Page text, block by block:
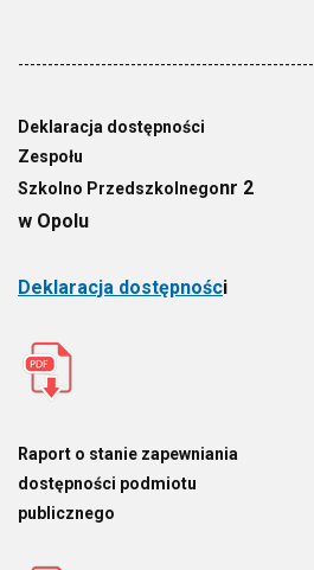
--------------------------------------------------
Deklaracja dostępności
Zespołu
Szkolno Przedszkolnegonr 2
w Opolu
Deklaracja dostępności
Raport o stanie zapewniania
dostępności podmiotu
publicznego